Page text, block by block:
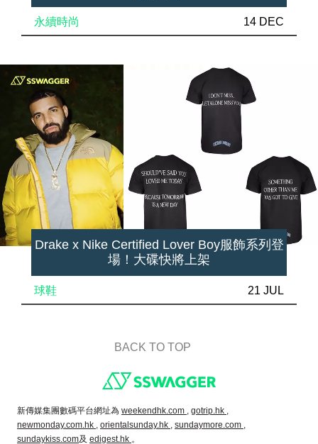
永續時尚 14 DEC
Drake x Nike Certified Lover Boy服飾系列登
場！大碟快將上架
球鞋 21 JUL
BACK TO TOP
新傳媒集團數碼平台網址為 weekendhk.com ,
gotrip.hk ,
newmonday.com.hk ,
orientalsunday.hk ,
sundaymore.com ,
sundaykiss.com及 edigest.hk 。